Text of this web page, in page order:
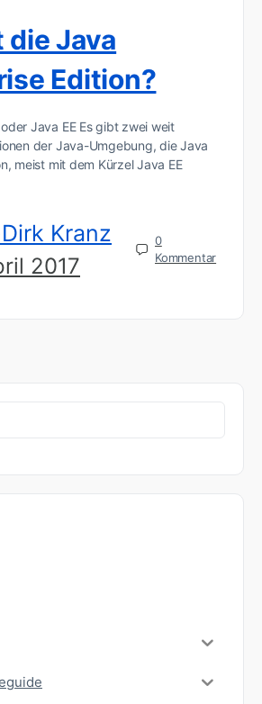
die Java
Edition?
Java EE Es gibt zwei weit
der Java-Umgebung, die Java
meist mit dem Kürzel Java EE
Kranz
2017
0
Kommentar